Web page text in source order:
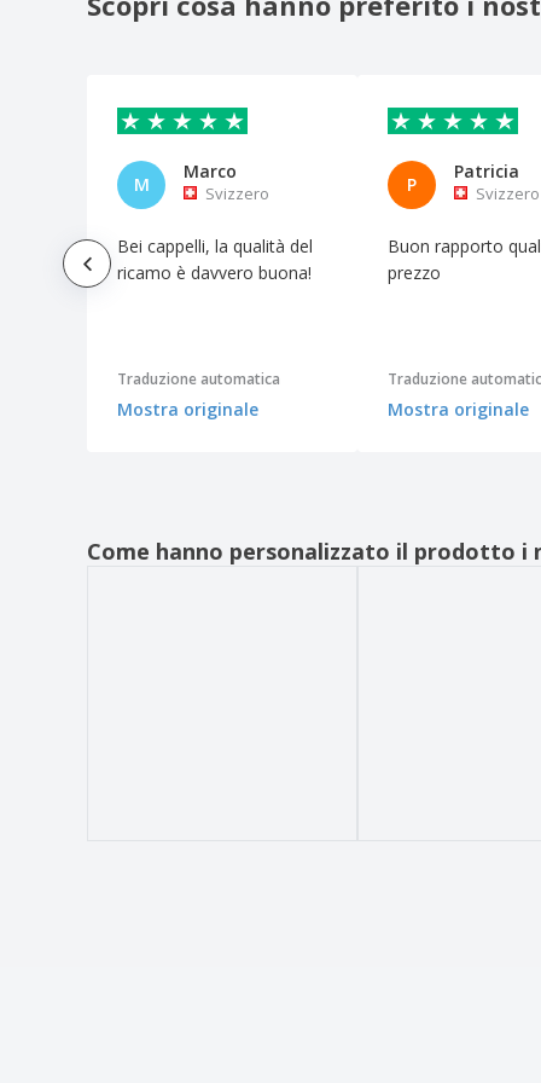
Beechfield | Cappellino snapback a 5
Beechfield | Cappellino stile
Beechfield | Cappellino vintage da
Beechfield | Cappello a profilo basso in
cotone drill
Beechfield | Cappello in maglia con 6
pannelli
M
Marco
Svizzero
Bei cappelli, la qualità del
ricamo è davvero buona!
Traduzione automatica
Mostra originale
P
Patricia
Svizzero
Buon rapporto
prezzo
Traduzione
Mostra originale
Come hanno personalizzato il prodotto i